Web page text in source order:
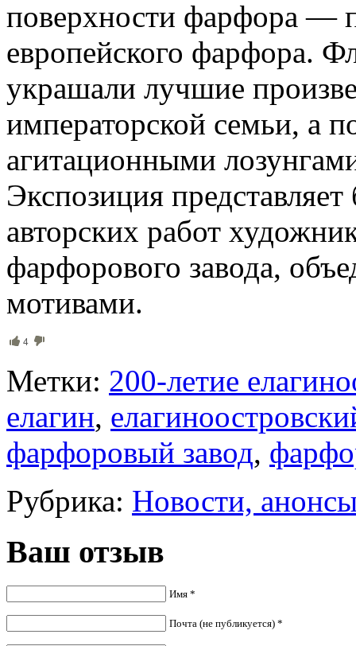
поверхности фарфора —
европейского фарфора.
украшали лучшие
императорской семьи, а
агитационными
Экспозиция
авторских работ
фарфорового завода,
мотивами.
4
Метки: 200-летие
елагин,
фарфоровый завод,
Рубрика: Новости,
Ваш отзыв
Имя *
Почта (не публикуется) *